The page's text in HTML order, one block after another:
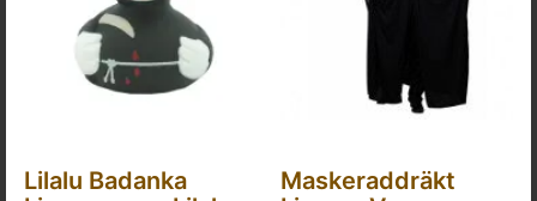
Lilalu Badanka
Maskeraddräkt